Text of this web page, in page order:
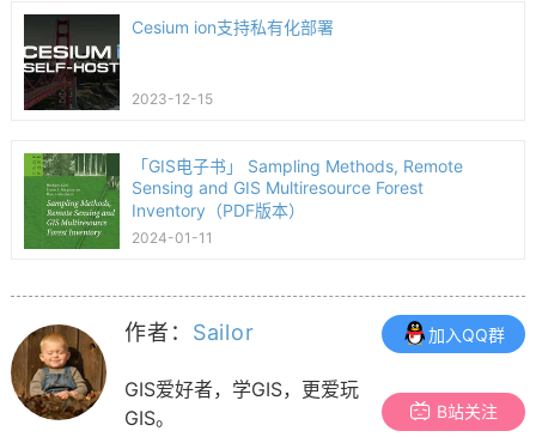
Cesium ion支持私有化部署
2023-12-15
「GIS电子书」 Sampling Methods, Remote
Sensing and GIS Multiresource Forest
Inventory（PDF版本）
2024-01-11
作者： Sailor
GIS爱好者，学GIS，更爱玩
GIS。
加入QQ群
B站关注